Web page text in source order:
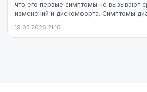
что его первые симптомы не вызывают
изменений и дискомфорта. Симптомы
19.05.2026 21:16